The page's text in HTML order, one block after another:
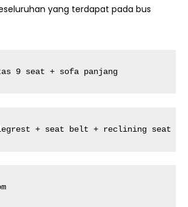
yang terdapat pada bus
9 seat + sofa panjang
+ seat belt + reclining seat +